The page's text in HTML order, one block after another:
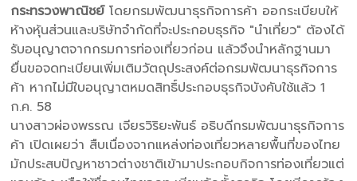
กระทรวงพาณิชย์โดยกรมพัฒนาธุรกิจการค้า ออกระเบียบให้
ห้างหุ้นส่วนและบริษัทจำกัดที่จะประกอบธุรกิจ "นำเที่ยว" ต้องได้
รับอนุญาตจากกรมการท่องเที่ยวก่อน แล้วจึงนำหลักฐานมา
ยื่นขอจดทะเบียนเพิ่มเติมวัตถุประสงค์ต่อกรมพัฒนาธุรกิจการ
ค้า หากไม่มีใบอนุญาตหมดสิทธิ์ประกอบธุรกิจบังคับใช้แล้ว 1
ก.ค. 58
นางสาวผ่องพรรณ เจียรวิริยะพันธ์ อธิบดีกรมพัฒนาธุรกิจการ
ค้า เปิดเผยว่า สืบเนื่องจากแหล่งท่องเที่ยวหลายพื้นที่ของไทย
มักประสบปัญหาชาวต่างชาติเข้ามาประกอบกิจการท่องเที่ยวแต่